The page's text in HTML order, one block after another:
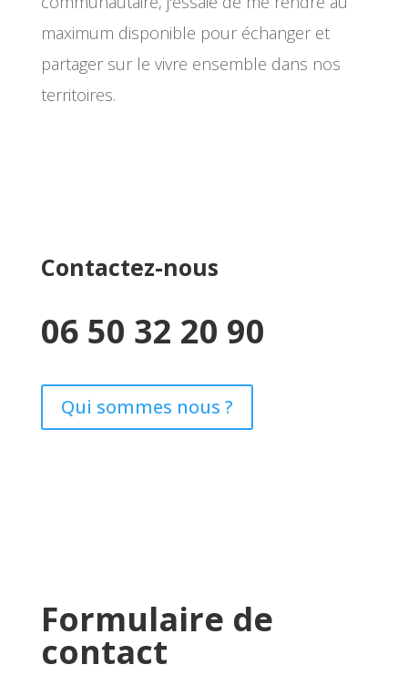
maximum disponible pour échanger et
partager sur le vivre ensemble dans nos
territoires.
Contactez-nous
06 50 32 20 90
Qui sommes nous ?
Formulaire de
contact